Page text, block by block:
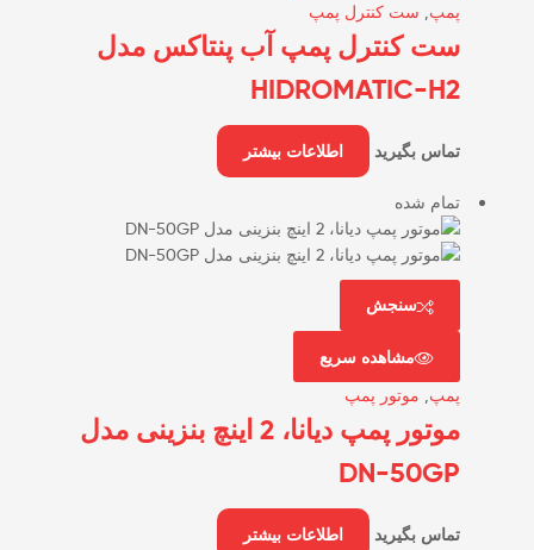
پمپ ست کنترل پمپ
ست کنترل پمپ آب پنتاکس مدل
HIDROMATIC-H2
تماس بگیرید اطلاعات بیشتر
تمام شده
سنجش
مشاهده سریع
پمپ موتور پمپ
موتور پمپ دیانا، 2 اینچ بنزینی مدل
DN-50GP
تماس بگیرید اطلاعات بیشتر